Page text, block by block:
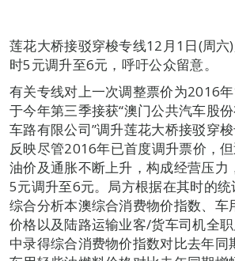
莲花大桥接驳穿梭专线12月1日(周六
时5元调升至6元，呼吁公众留意。
有关专线对上一次调整票价为2016
于今年第三季接获“澳门公共汽车股
车路有限公司”调升莲花大桥接驳穿
反映尽管2016年已首度调升票价，但
油价及通胀不断上升，构成经营压力
5元调升至6元。局方根据在其时的统
综合分析本澳综合消费物价指数、车
价格以及陆路运输业客/货车司机全
中录得综合消费物价指数对比去年同